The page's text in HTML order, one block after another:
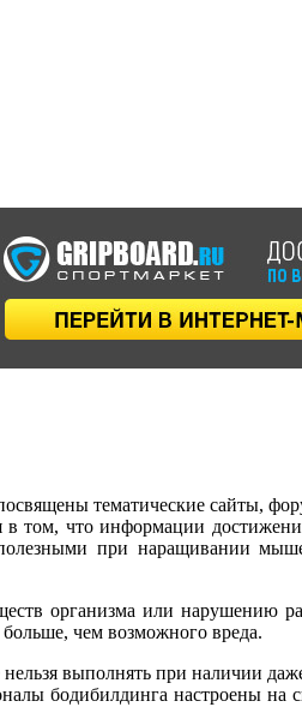
тематические сайты,
том, что информации
полезными при наращивании
организма или нарушению
чем возможного вреда.
выполнять при наличии
бодибилдинга настроены на